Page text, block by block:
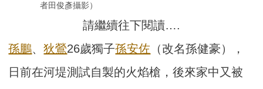
者田俊彥攝影）
請繼續往下閱讀….
孫鵬、狄鶯26歲獨子孫安佐 （改名孫健豪），
日前在河堤測試自製的火焰槍，後來家中又被